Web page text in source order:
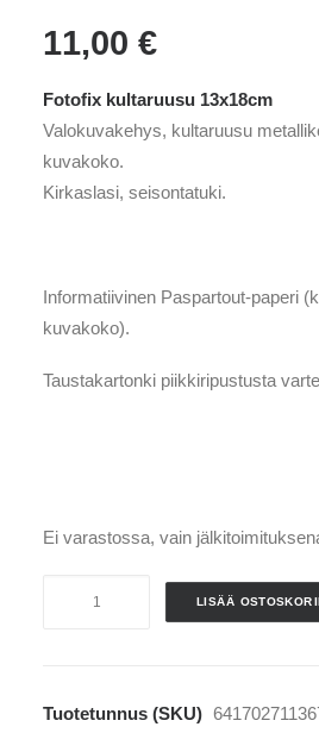
11,00 €
Fotofix kultaruusu 13x18cm
Valokuvakehys, kultaruusu
kuvakoko.
Kirkaslasi, seisontatuki.
Informatiivinen Paspartout-paperi
kuvakoko).
Taustakartonki piikkiripustusta
Ei varastossa, vain
LISÄÄ
Tuotetunnus (SKU)